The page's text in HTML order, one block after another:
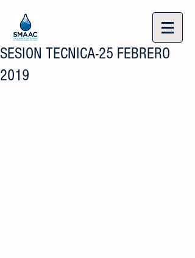
SESION TECNICA-25 FEBRERO
2019